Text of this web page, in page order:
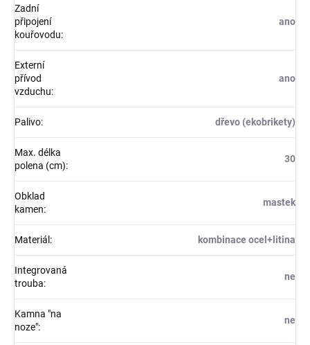
Zadní
připojení
kouřovodu:
ano
Externí
přívod
vzduchu:
ano
Palivo: dřevo (ekobrikety)
Max. délka
polena (cm):
30
Obklad
kamen:
mastek
Materiál : kombinace ocel+litina
Integrovaná
trouba:
ne
Kamna "na
noze":
ne